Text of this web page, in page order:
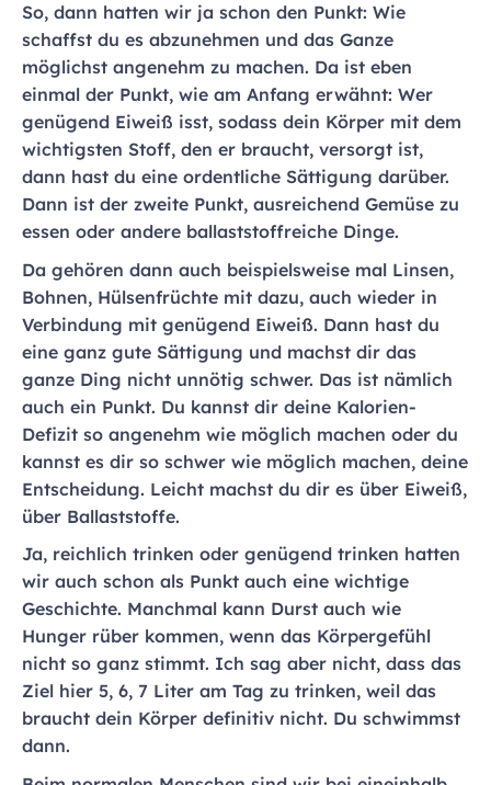
So, dann hatten wir ja schon den Punkt: Wie
schaffst du es abzunehmen und das Ganze
möglichst angenehm zu machen. Da ist eben
einmal der Punkt, wie am Anfang erwähnt: Wer
genügend Eiweiß isst, sodass dein Körper mit dem
wichtigsten Stoff, den er braucht, versorgt ist,
dann hast du eine ordentliche Sättigung darüber.
Dann ist der zweite Punkt, ausreichend Gemüse zu
essen oder andere ballaststoffreiche Dinge.
Da gehören dann auch beispielsweise mal Linsen,
Bohnen, Hülsenfrüchte mit dazu, auch wieder in
Verbindung mit genügend Eiweiß. Dann hast du
eine ganz gute Sättigung und machst dir das
ganze Ding nicht unnötig schwer. Das ist nämlich
auch ein Punkt. Du kannst dir deine Kalorien-
Defizit so angenehm wie möglich machen oder du
kannst es dir so schwer wie möglich machen, deine
Entscheidung. Leicht machst du dir es über Eiweiß,
über Ballaststoffe.
Ja, reichlich trinken oder genügend trinken hatten
wir auch schon als Punkt auch eine wichtige
Geschichte. Manchmal kann Durst auch wie
Hunger rüber kommen, wenn das Körpergefühl
nicht so ganz stimmt. Ich sag aber nicht, dass das
Ziel hier 5, 6, 7 Liter am Tag zu trinken, weil das
braucht dein Körper definitiv nicht. Du schwimmst
dann.